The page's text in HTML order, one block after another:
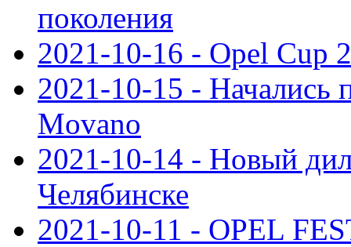
поколения
2021-10-16 - Opel Cup
2021-10-15 - Начались
Movano
2021-10-14 - Новый
Челябинске
2021-10-11 - OPEL